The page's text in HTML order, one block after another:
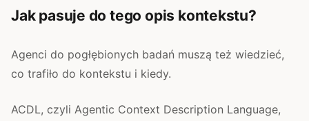
Jak pasuje do tego opis kontekstu?
Agenci do pogłębionych badań muszą też wiedzieć,
co trafiło do kontekstu i kiedy.
ACDL, czyli Agentic Context Description Language,